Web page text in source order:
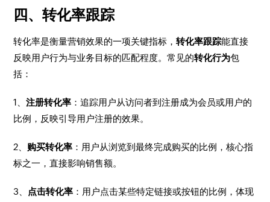
四、转化率跟踪
转化率是衡量营销效果的一项关键指标，转化率跟踪能直接
反映用户行为与业务目标的匹配程度。常见的转化行为包
括：
1、注册转化率 ：追踪用户从访问者到注册成为会员或用户的
比例，反映引导用户注册的效果。
2、 购买转化率 ：用户从浏览到最终完成购买的比例，核心指
标之一，直接影响销售额。
3、 点击转化率 ：用户点击某些特定链接或按钮的比例，体现